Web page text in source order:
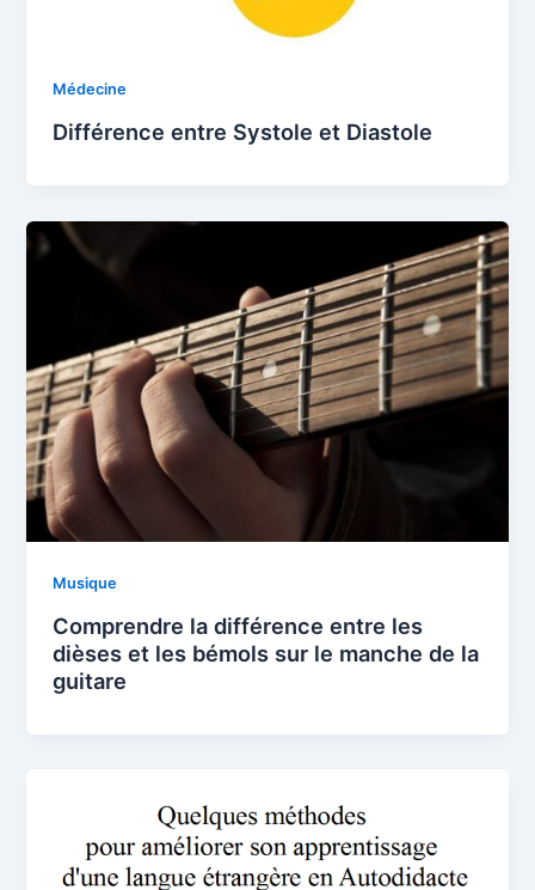
Médecine
Différence entre Systole et Diastole
Musique
Comprendre la différence entre les
dièses et les bémols sur le manche de la
guitare